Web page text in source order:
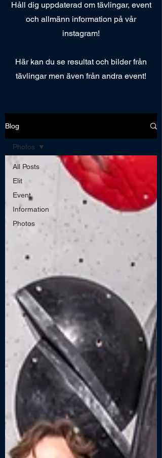
Håll dig uppdaterad om tävlingar, event
och allmänn information på vår
instagram!
Här kan du se resultat och bilder från
tävlingar men även från andra event!
Blog
All Posts
Elit
Event
Information
Photos
Photos